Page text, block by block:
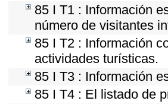
85 I T1 : Información
número de visitantes
85 I T2 : Información
actividades turísticas.
85 I T3 : Información
85 I T4 : El listado de